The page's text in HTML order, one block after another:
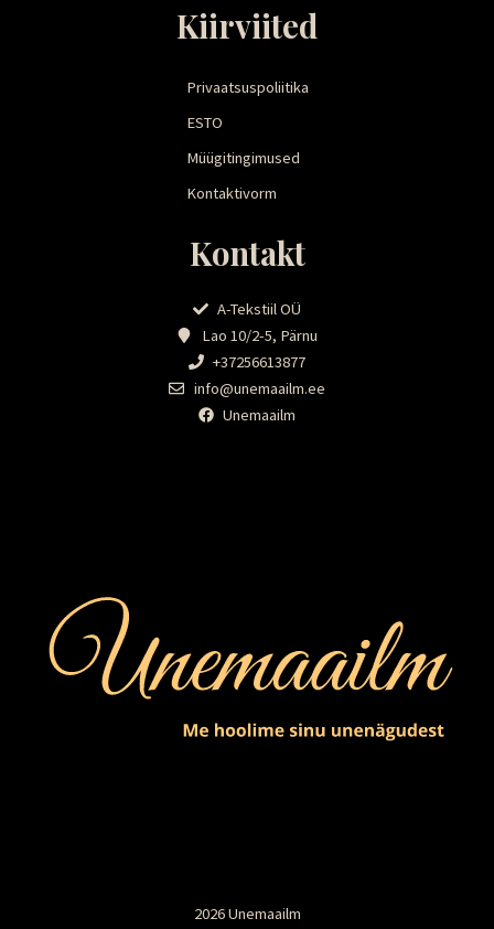
Kiirviited
Privaatsuspoliitika
ESTO
Müügitingimused
Kontaktivorm
Kontakt
A-Tekstiil OÜ
Lao 10/2-5, Pärnu
+37256613877
info@unemaailm.ee
Unemaailm
2026 Unemaailm